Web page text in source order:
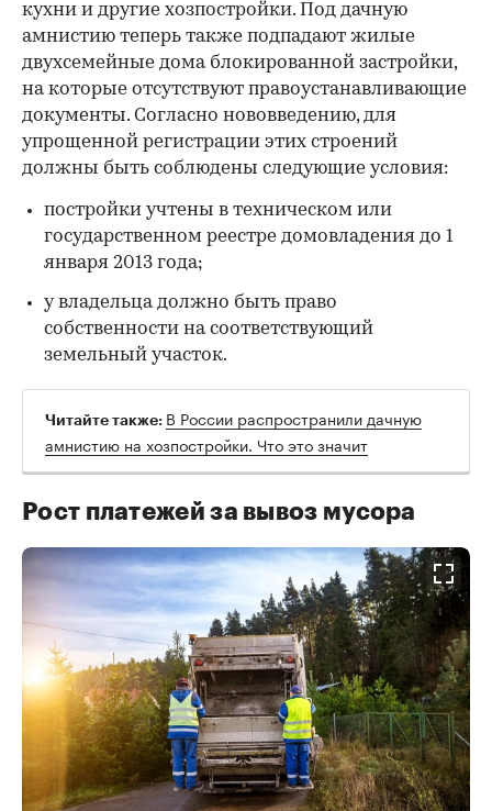
кухни и другие хозпостройки. Под дачную
амнистию теперь также подпадают жилые
двухсемейные дома блокированной застройки,
на которые отсутствуют правоустанавливающие
документы. Согласно нововведению, для
упрощенной регистрации этих строений
должны быть соблюдены следующие условия:
постройки учтены в техническом или
государственном реестре домовладения до 1
января 2013 года;
у владельца должно быть право
собственности на соответствующий
земельный участок.
Читайте также: В России распространили дачную
амнистию на хозпостройки. Что это значит
Рост платежей за вывоз мусора